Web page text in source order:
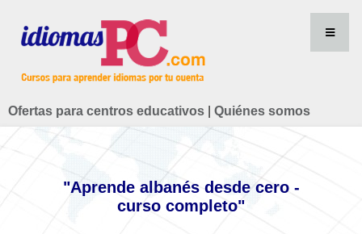
Ofertas para centros educativos Quiénes somos
"Aprende albanés desde cero -
curso completo"